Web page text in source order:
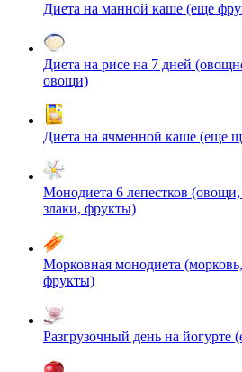
Диета на манной каше (еще
Диета на рисе на 7 дней
овощи)
Диета на ячменной каше (еще
Монодиета 6 лепестков
злаки, фрукты)
Морковная монодиета
фрукты)
Разгрузочный день на